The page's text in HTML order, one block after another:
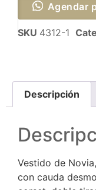
Agendar
SKU 4312-1
Descripción
Vestido de
con cauda